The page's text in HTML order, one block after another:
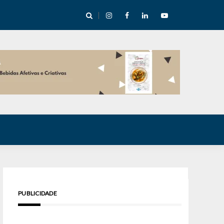
abre mentoria de storytelling com 10 vagas
PUBLICIDADE